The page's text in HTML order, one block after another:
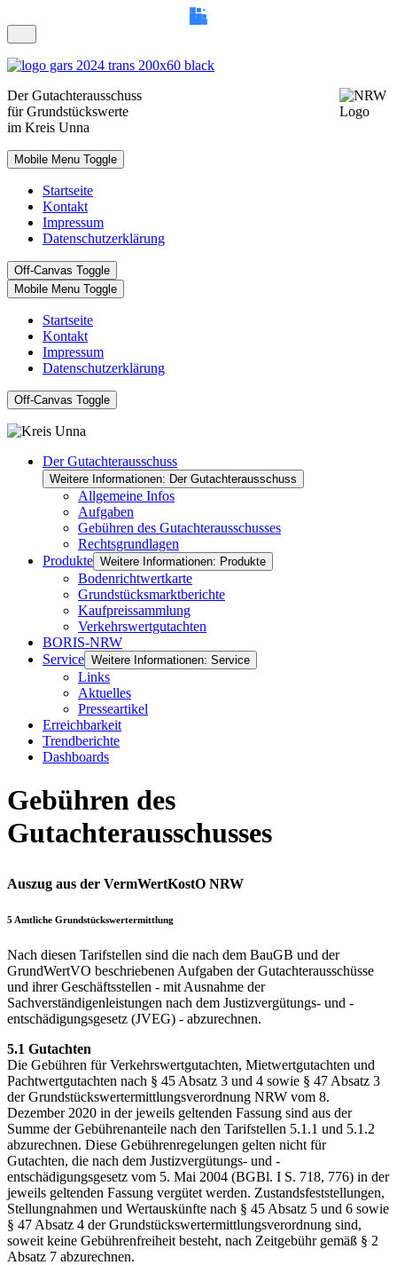
DerGutachterausschuss
für Grundstückswerte
im Kreis Unna
Mobile Menu Toggle
Startseite
Kontakt
Impressum
Datenschutzerklärung
Off-Canvas Toggle
Mobile Menu Toggle
Startseite
Kontakt
Impressum
Datenschutzerklärung
Off-Canvas Toggle
Der Gutachterausschuss
Weitere Informationen: Der Gutachterausschuss
Allgemeine Infos
Aufgaben
Gebühren des Gutachterausschusses
Rechtsgrundlagen
Produkte Weitere Informationen: Produkte
Bodenrichtwertkarte
Grundstücksmarktberichte
Kaufpreissammlung
Verkehrswertgutachten
BORIS-NRW
Service Weitere Informationen: Service
Links
Aktuelles
Presseartikel
Erreichbarkeit
Trendberichte
Dashboards
Gebühren des
Gutachterausschusses
Auszug aus der VermWertKostO NRW
5 Amtliche Grundstückswertermittlung
Nach diesen Tarifstellen sind die nach dem BauGB und der
GrundWertVO beschriebenen Aufgaben der Gutachterausschüsse
und ihrer Geschäftsstellen - mit Ausnahme der
Sachverständigenleistungen nach dem Justizvergütungs- und -
entschädigungsgesetz (JVEG) - abzurechnen.
5.1 Gutachten
Die Gebühren für Verkehrswertgutachten, Mietwertgutachten und
Pachtwertgutachten nach § 45 Absatz 3 und 4 sowie § 47 Absatz 3
der Grundstückswertermittlungsverordnung NRW vom 8.
Dezember 2020 in der jeweils geltenden Fassung sind aus der
Summe der Gebührenanteile nach den Tarifstellen 5.1.1 und 5.1.2
abzurechnen. Diese Gebührenregelungen gelten nicht für
Gutachten, die nach dem Justizvergütungs- und -
entschädigungsgesetz vom 5. Mai 2004 (BGBl. I S. 718, 776) in der
jeweils geltenden Fassung vergütet werden. Zustandsfeststellungen,
Stellungnahmen und Wertauskünfte nach § 45 Absatz 5 und 6 sowie
§ 47 Absatz 4 der Grundstückswertermittlungsverordnung sind,
soweit keine Gebührenfreiheit besteht, nach Zeitgebühr gemäß § 2
Absatz 7 abzurechnen.